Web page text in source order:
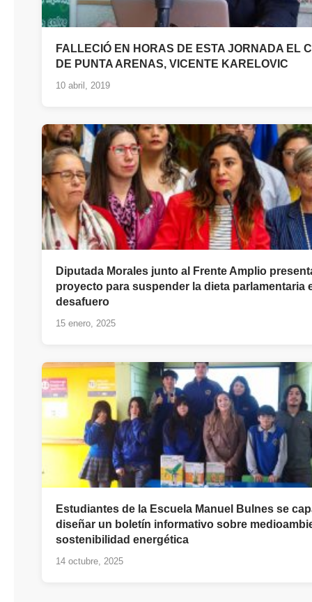
FALLECIÓ EN HORAS DE ESTA JORNADA EL
DE PUNTA ARENAS, VICENTE KARELOVIC
10 abril, 2019
Diputada Morales junto al Frente Amplio
proyecto para suspender la dieta parlamentaria
desafuero
15 enero, 2025
Estudiantes de la Escuela Manuel Bulnes se
diseñar un boletín informativo sobre
sostenibilidad energética
14 octubre, 2025